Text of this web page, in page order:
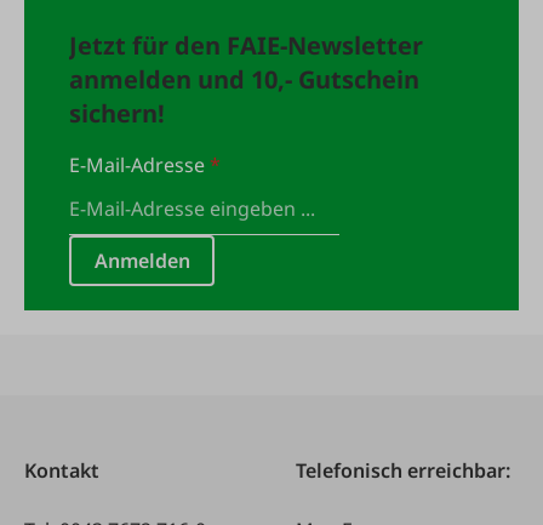
Jetzt für den FAIE-Newsletter
anmelden und 10,- Gutschein
sichern!
E-Mail-Adresse*
Anmelden
Kontakt Telefonisch erreichbar: